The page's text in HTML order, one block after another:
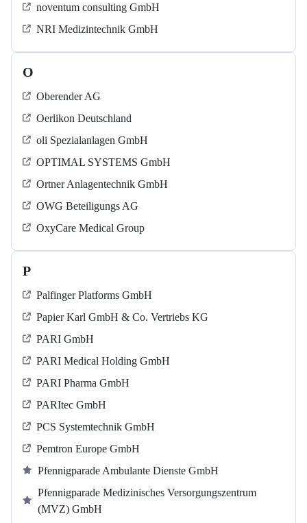
noventum consulting GmbH
NRI Medizintechnik GmbH
O
Oberender AG
Oerlikon Deutschland
oli Spezialanlagen GmbH
OPTIMAL SYSTEMS GmbH
Ortner Anlagentechnik GmbH
OWG Beteiligungs AG
OxyCare Medical Group
P
Palfinger Platforms GmbH
Papier Karl GmbH & Co. Vertriebs KG
PARI GmbH
PARI Medical Holding GmbH
PARI Pharma GmbH
PARItec GmbH
PCS Systemtechnik GmbH
Pemtron Europe GmbH
Pfennigparade Ambulante Dienste GmbH
Pfennigparade Medizinisches Versorgungszentrum
(MVZ) GmbH